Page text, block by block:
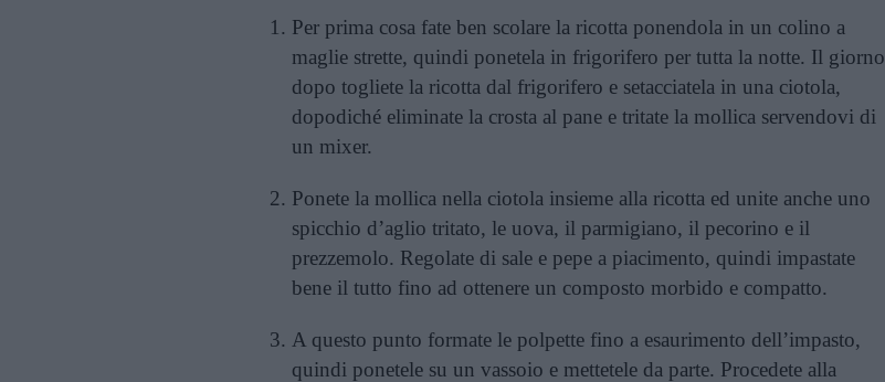
Per prima cosa fate ben scolare la ricotta ponendola in un colino a
maglie strette, quindi ponetela in frigorifero per tutta la notte. Il giorno
dopo togliete la ricotta dal frigorifero e setacciatela in una ciotola,
dopodiché eliminate la crosta al pane e tritate la mollica servendovi di
un mixer.
Ponete la mollica nella ciotola insieme alla ricotta ed unite anche uno
spicchio d’aglio tritato, le uova, il parmigiano, il pecorino e il
prezzemolo. Regolate di sale e pepe a piacimento, quindi impastate
bene il tutto fino ad ottenere un composto morbido e compatto.
A questo punto formate le polpette fino a esaurimento dell’impasto,
quindi ponetele su un vassoio e mettetele da parte. Procedete alla